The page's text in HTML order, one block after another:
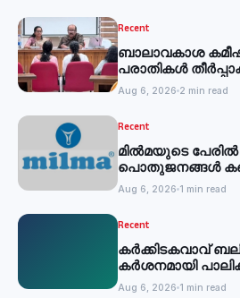
Recent
ബാലാവകാശ
പരാതികള്‍
Aug 6, 2026 2 min read
Recent
മില്‍മയുടെ
പൊതുജനങ്ങള്‍
Aug 6, 2026 1 min read
Recent
കര്‍ക്കിടകവാവ്
കര്‍ശനമായി
Aug 6, 2026 1 min read